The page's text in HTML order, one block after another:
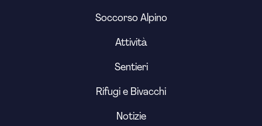
Soccorso Alpino
Attività
Sentieri
Rifugi e Bivacchi
Notizie